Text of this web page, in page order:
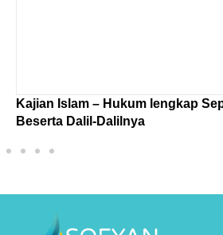
Kajian Islam – Hukum lengkap
Beserta Dalil-Dalilnya